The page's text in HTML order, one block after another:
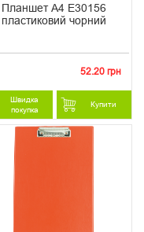
Планшет А4 Е30156
пластиковий чорний
52.20 грн
Швидка
покупка
Купити